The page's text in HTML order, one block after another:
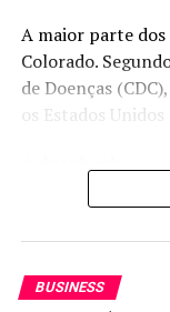
meses, com a
internos, na área
ponderou.
Os embarques
milhões em igual
Norte continuam
do cereal,
A maior parte
Colorado.
de Doenças
os Estados
notificação de
respondeu
Acompanhe os
BUSINESS